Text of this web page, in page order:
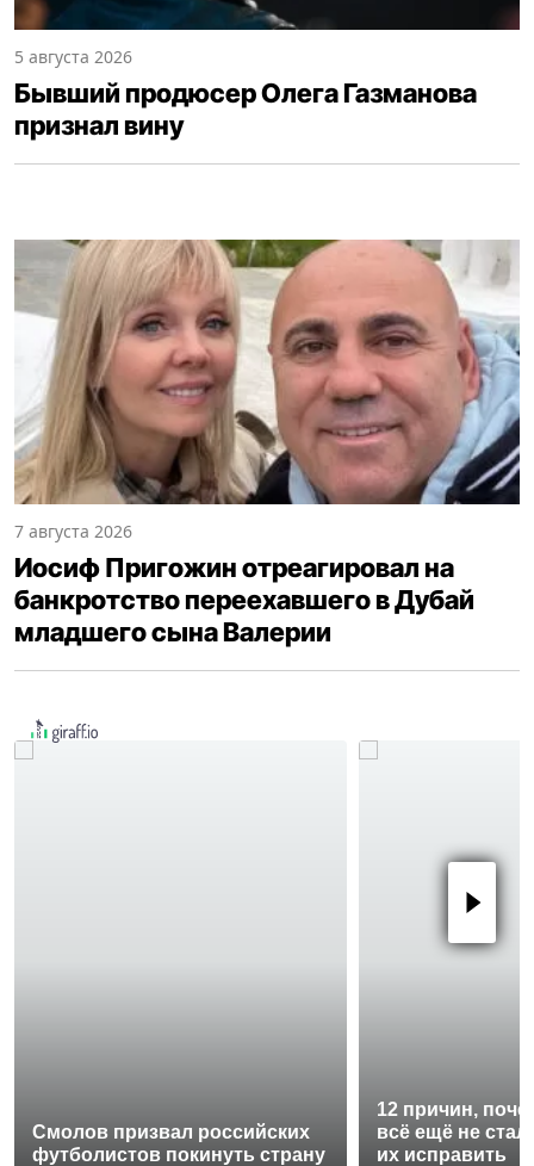
5 августа 2026
Бывший продюсер Олега Газманова
признал вину
7 августа 2026
Иосиф Пригожин отреагировал на
банкротство переехавшего в Дубай
младшего сына Валерии
Смолов призвал российских
футболистов покинуть страну
12 причин,
всё ещё не
их исправить